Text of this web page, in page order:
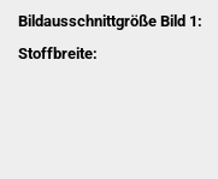
Bildausschnittgröße Bild 1:
Stoffbreite: